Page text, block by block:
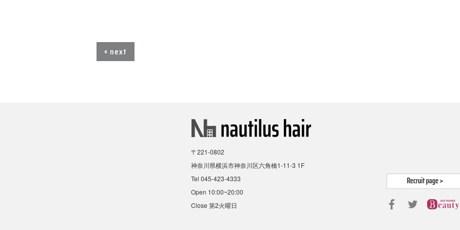
« next
〒221-0802
神奈川県横浜市神奈川区六角橋1-11-3 1F
Tel 045-423-4333
Open 10:00~20:00
Close 第2火曜日